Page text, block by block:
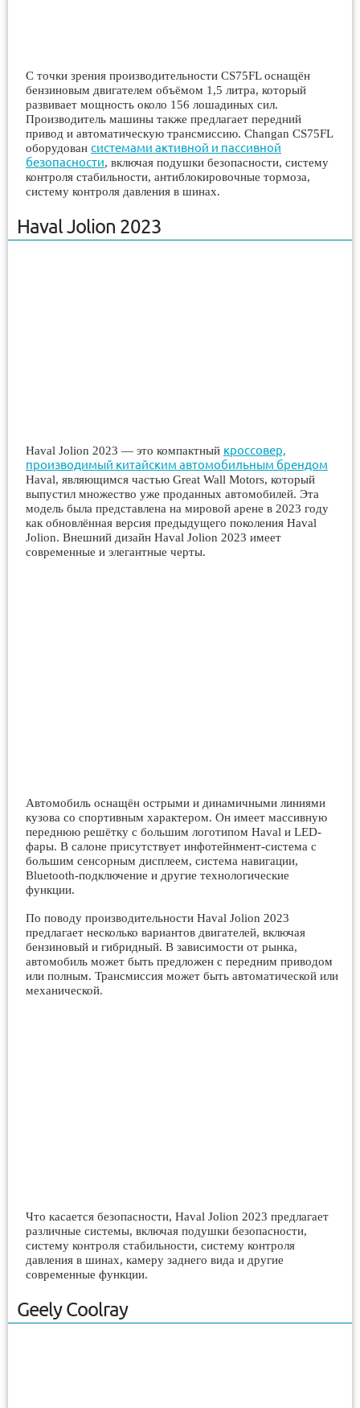
С точки зрения производительности CS75FL оснащён
бензиновым двигателем объёмом 1,5 литра, который
развивает мощность около 156 лошадиных сил.
Производитель машины также предлагает передний
привод и автоматическую трансмиссию. Changan CS75FL
оборудован системами активной и пассивной
безопасности, включая подушки безопасности, систему
контроля стабильности, антиблокировочные тормоза,
систему контроля давления в шинах.
Haval Jolion 2023
Haval Jolion 2023 — это компактный кроссовер,
производимый китайским автомобильным брендом
Haval, являющимся частью Great Wall Motors, который
выпустил множество уже проданных автомобилей. Эта
модель была представлена на мировой арене в 2023 году
как обновлённая версия предыдущего поколения Haval
Jolion. Внешний дизайн Haval Jolion 2023 имеет
современные и элегантные черты.
Автомобиль оснащён острыми и динамичными линиями
кузова со спортивным характером. Он имеет массивную
переднюю решётку с большим логотипом Haval и LED-
фары. В салоне присутствует инфотейнмент-система с
большим сенсорным дисплеем, система навигации,
Bluetooth-подключение и другие технологические
функции.
По поводу производительности Haval Jolion 2023
предлагает несколько вариантов двигателей, включая
бензиновый и гибридный. В зависимости от рынка,
автомобиль может быть предложен с передним приводом
или полным. Трансмиссия может быть автоматической или
механической.
Что касается безопасности, Haval Jolion 2023 предлагает
различные системы, включая подушки безопасности,
систему контроля стабильности, систему контроля
давления в шинах, камеру заднего вида и другие
современные функции.
Geely Coolray